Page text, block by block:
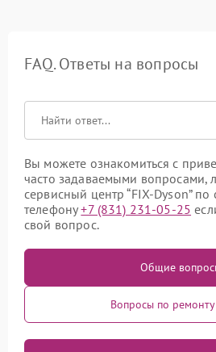
FAQ. Ответы на вопросы
Вы можете ознакомиться с
часто задаваемыми вопросами,
сервисный центр “FIX-Dyson”
телефону+7 (831) 231-05-25
свой вопрос.
Общие
Вопросы по